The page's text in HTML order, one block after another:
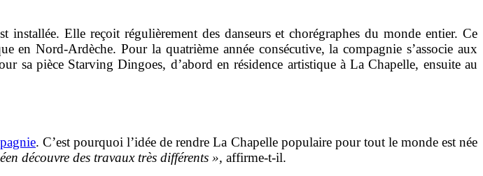
installée. Elle reçoit régulièrement des danseurs et chorégraphes du monde entier. Ce
Nord-Ardèche. Pour la quatrième année consécutive, la compagnie s’associe aux
sa pièce Starving Dingoes, d’abord en résidence artistique à La Chapelle, ensuite au
. C’est pourquoi l’idée de rendre La Chapelle populaire pour tout le monde est née
découvre des travaux très différents », affirme-t-il.